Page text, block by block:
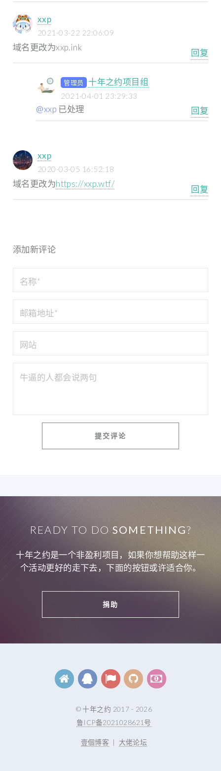
xxp
2021-03-22 22:06:09
域名更改为xxp.ink
回复
管理员 十年之约项目组
2021-04-01 23:29:33
@xxp 已处理 回复
xxp
2020-03-05 16:52:18
域名更改为https://xxp.wtf/
回复
添加新评论
READY TO DOSOMETHING?
十年之约是一个非盈利项目，如果你想帮助这样一
个活动更好的走下去，下面的按钮或许适合你。
捐助
© 十年之约 2017 - 2026
鲁ICP备2021028621号
壹個博客 | 大佬论坛